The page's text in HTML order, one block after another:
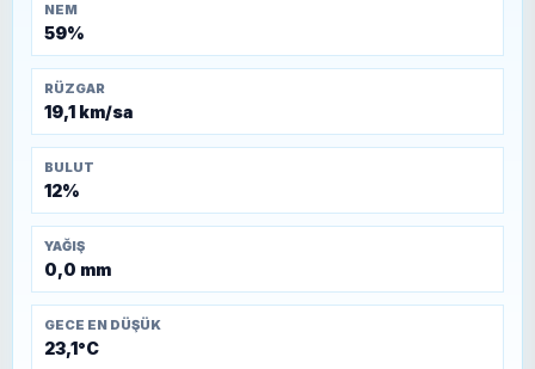
NEM
59%
RÜZGAR
19,1 km/sa
BULUT
12%
YAĞIŞ
0,0 mm
GECE EN DÜŞÜK
23,1°C